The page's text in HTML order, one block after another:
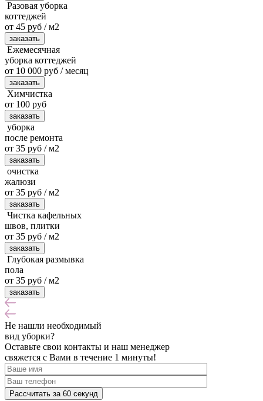
Разовая уборка
коттеджей
от 45 руб / м2
заказать
Ежемесячная
уборка коттеджей
от 10 000 руб / месяц
заказать
Химчистка
от 100 руб
заказать
уборка
после ремонта
от 35 руб / м2
заказать
очистка
жалюзи
от 35 руб / м2
заказать
Чистка кафельных
швов, плитки
от 35 руб / м2
заказать
Глубокая размывка
пола
от 35 руб / м2
заказать
Не нашли необходимый
вид уборки?
Оставьте свои контакты и наш менеджер
свяжется с Вами в течение 1 минуты!
Рассчитать за 60 секунд